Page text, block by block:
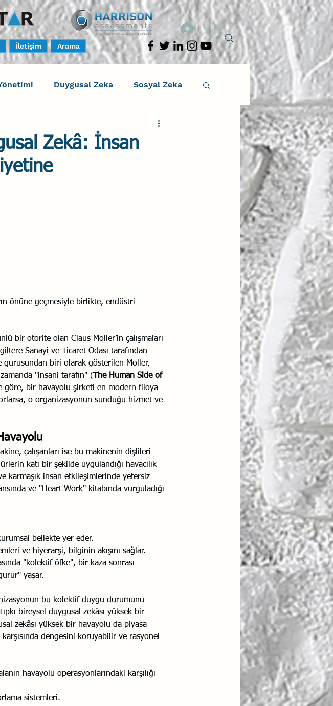
İletişim Arama
Giriş
Duygusal Zeka Sosyal Zeka
Davranış
Zekâ: İnsan
önüne geçmesiyle birlikte, endüstri
bir otorite olan Claus Moller’in çalışmaları
Sanayi ve Ticaret Odası tarafından
gurusundan biri olarak gösterilen Moller,
"insani tarafın" (
The Human Side of
göre, bir havayolu şirketi en modern filoya
o organizasyonun sunduğu hizmet ve
çalışanları ise bu makinenin dişlileri
katı bir şekilde uygulandığı havacılık
karmaşık insan etkileşimlerinde yetersiz
ve "Heart Work" kitabında vurguladığı
bellekte yer eder.
ve hiyerarşi, bilginin akışını sağlar.
"kolektif öfke", bir kaza sonrası
yaşar.
bu kolektif duygu durumunu
bireysel duygusal zekâsı yüksek bir
zekâsı yüksek bir havayolu da piyasa
dengesini koruyabilir ve rasyonel
havayolu operasyonlarındaki karşılığı
sistemleri.